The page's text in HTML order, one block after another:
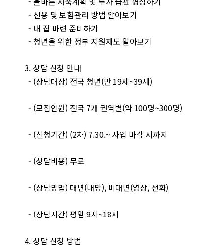
- 신용 및 보험관리 방법 알아보기
- 내 집 마련 준비하기
- 청년을 위한 정부 지원제도 알아보기
3. 상담 신청 안내
- (상담대상) 전국 청년(만 19세~39세)
- (모집인원) 전국 7개 권역별(약 100명~300명)
- (신청기간) (2차) 7.30.~ 사업 마감 시까지
- (상담비용) 무료
- (상담방법) 대면(내방), 비대면(영상, 전화)
- (상담시간) 평일 9시~18시
4. 상담 신청 방법